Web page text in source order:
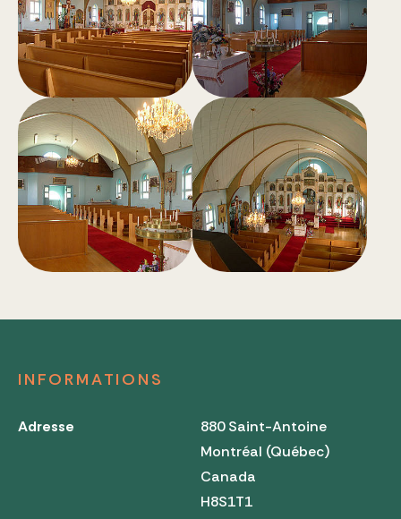
INFORMATIONS
Adresse
880 Saint-Antoine
Montréal (Québec)
Canada
H8S1T1